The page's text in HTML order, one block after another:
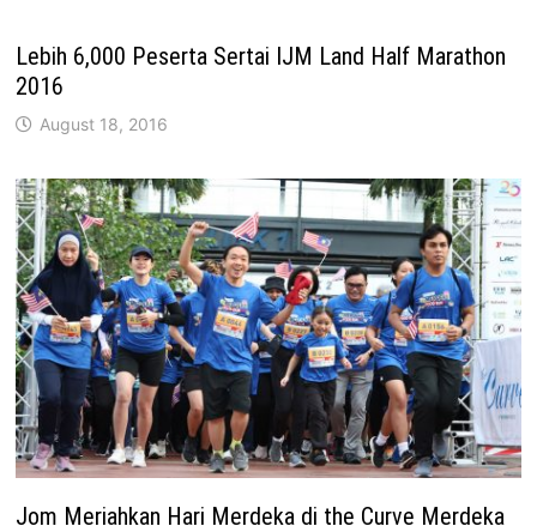
Lebih 6,000 Peserta Sertai IJM Land Half Marathon
2016
August 18, 2016
Jom Meriahkan Hari Merdeka di the Curve Merdeka